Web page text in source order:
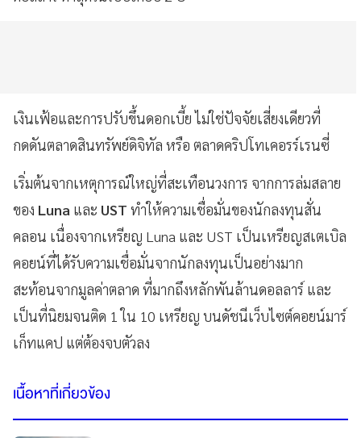
เงินเฟ้อและการปรับขึ้นดอกเบี้ย ไม่ใช่ปัจจัยเสี่ยงเดียวที่
กดดันตลาดสินทรัพย์ดิจิทัล หรือ ตลาดคริปโทเคอรร์เรนซี่
เริ่มต้นจากเหตุการณ์ใหญ่ที่สะเทือนวงการ จากการล่มสลาย
ของ Luna และ UST ทำให้ความเชื่อมั่นของนักลงทุนสั่น
คลอน เนื่องจากเหรียญ Luna และ UST เป็นเหรียญสเตเบิล
คอยน์ที่ได้รับความเชื่อมั่นจากนักลงทุนเป็นอย่างมาก
สะท้อนจากมูลค่าตลาด ที่มากถึงหลักพันล้านดอลลาร์ และ
เป็นที่นิยมจนติด 1 ใน 10 เหรียญ บนดัชนีเว็บไซต์คอยน์มาร์
เก็ทแคป แต่ต้องจบตัวลง
เนื้อหาที่เกี่ยวข้อง